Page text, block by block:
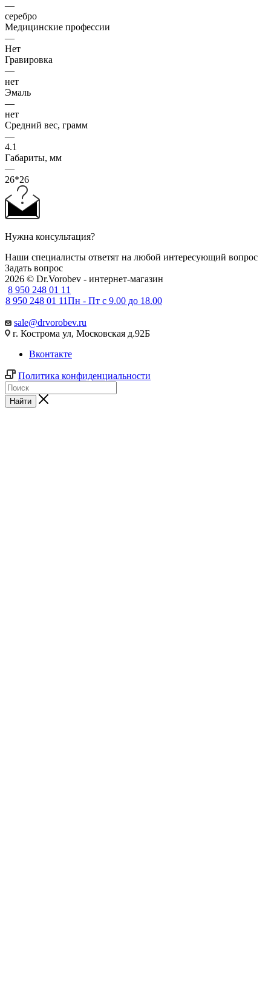
—
серебро
Медицинские профессии
—
Нет
Гравировка
—
нет
Эмаль
—
нет
Средний вес, грамм
—
4.1
Габариты, мм
—
26*26
Нужна консультация?
Наши специалисты ответят на любой интересующий вопрос
Задать вопрос
2026 © Dr.Vorobev - интернет-магазин
8 950 248 01 11
8 950 248 01 11Пн - Пт с 9.00 до 18.00
sale@drvorobev.ru
г. Кострома ул, Московская д.92Б
Вконтакте
Политика конфиденциальности
Найти